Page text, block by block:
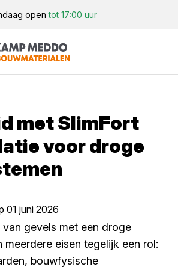
opentot 17:00 uur
met SlimFort
voor droge
01 juni 2026
van gevels met een droge
meerdere eisen tegelijk een rol:
bouwfysische